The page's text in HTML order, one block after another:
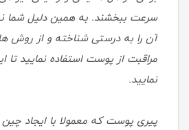
سرعت ببخشند. به همین دلیل شما
آن را به درستی شناخته و از روش
مراقبت از پوست استفاده نمایید تا
نمایید.
پیری پوست که معمولا با ایجاد